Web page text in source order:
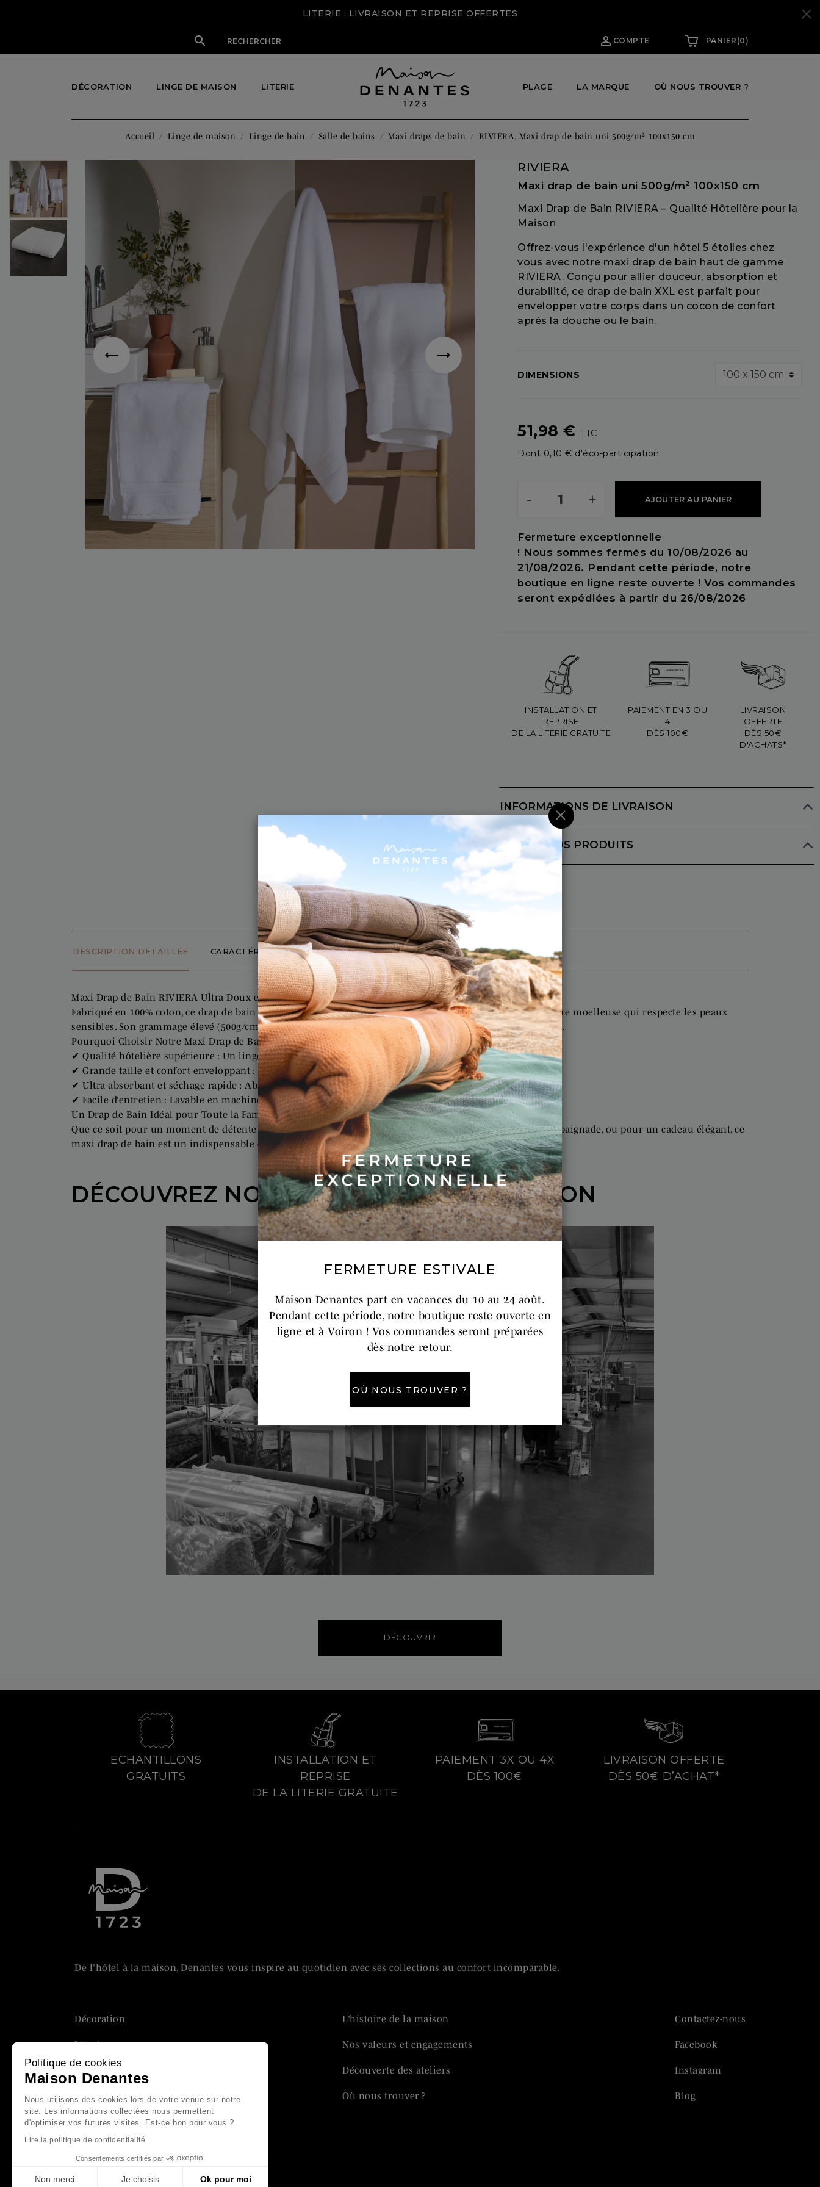
LITERIE : LIVRAISON ET REPRISE OFFERTES
  COMPTE PANIER (0)
DÉCORATION LINGE DE MAISON LITERIE PLAGE LA MARQUE OÙ NOUS TROUVER ?
Accueil Linge de maison Linge de bain Salle de bains Maxi draps de bain RIVIERA, Maxi drap de bain uni 500g/m² 100x150 cm
RIVIERA
Maxi drap de bain uni 500g/m² 100x150 cm
Maxi Drap de Bain RIVIERA – Qualité Hôtelière pour la
Maison
Offrez-vous l'expérience d'un hôtel 5 étoiles chez
vous avec notre maxi drap de bain haut de gamme
RIVIERA. Conçu pour allier douceur, absorption et
durabilité, ce drap de bain XXL est parfait pour
envelopper votre corps dans un cocon de confort
après la douche ou le bain.
DIMENSIONS
51,98 € TTC
Dont 0,10 € d'éco-participation
- + AJOUTER AU PANIER
Fermeture exceptionnelle
! Nous sommes fermés du 10/08/2026 au
21/08/2026. Pendant cette période, notre
boutique en ligne reste ouverte ! Vos commandes
seront expédiées à partir du 26/08/2026
INSTALLATION ET
REPRISE
DE LA LITERIE GRATUITE
PAIEMENT EN 3 OU
4
DÈS 100€
LIVRAISON
OFFERTE
DÈS 50€
D'ACHATS*
INFORMATIONS DE LIVRAISON
TESTEZ NOS PRODUITS
DESCRIPTION DÉTAILLÉE CARACTÉRISTIQUES TECHNIQUES AVIS CLIENTS
Maxi Drap de Bain RIVIERA Ultra-Doux et Absorbant
Fabriqué en 100% coton, ce drap de bain grand format 100x150 offre une absorption optimale et une texture moelleuse qui respecte les peaux
sensibles. Son grammage élevé (500g/cm²) garantit une qualité durable, même après de nombreux lavages.
Pourquoi Choisir Notre Maxi Drap de Bain ?
✔ Qualité hôtelière supérieure : Un linge de bain utilisé dans de nombreux établissements.
✔ Grande taille et confort enveloppant : Idéal pour une expérience spa à domicile.
✔ Ultra-absorbant et séchage rapide : Absorbe efficacement l’humidité pour un bien-être immédiat.
✔ Facile d’entretien : Lavable en machine, il conserve sa douceur et son éclat lavage après lavage.
Un Drap de Bain Idéal pour Toute la Famille
Que ce soit pour un moment de détente après une douche chaude, pour se sécher rapidement après une baignade, ou pour un cadeau élégant, ce
maxi drap de bain est un indispensable du quotidien.
DÉCOUVREZ NOS ATELIERS DE CONFECTION
DÉCOUVRIR
ECHANTILLONS
GRATUITS
INSTALLATION ET
REPRISE
DE LA LITERIE GRATUITE
PAIEMENT 3X OU 4X
DÈS 100€
LIVRAISON OFFERTE
DÈS 50€ D’ACHAT*
De l'hôtel à la maison, Denantes vous inspire au quotidien avec ses collections au confort incomparable.
Décoration
Literie
Linge de bain
Linge de lit
Linge de table
L’histoire de la maison
Nos valeurs et engagements
Découverte des ateliers
Où nous trouver ?
Contactez-nous
Facebook
Instagram
Blog
×
FERMETURE ESTIVALE
Maison Denantes part en vacances du 10 au 24 août.
Pendant cette période, notre boutique reste ouverte en
ligne et à Voiron ! Vos commandes seront préparées
dès notre retour.
OÙ NOUS TROUVER ?
Politique de cookies
Maison Denantes
Nous utilisons des cookies lors de votre venue sur notre
site. Les informations collectées nous permettent
d'optimiser vos futures visites. Est-ce bon pour vous ?
Lire la politique de confidentialité
Consentements certifiés par
Non merci Je choisis Ok pour moi